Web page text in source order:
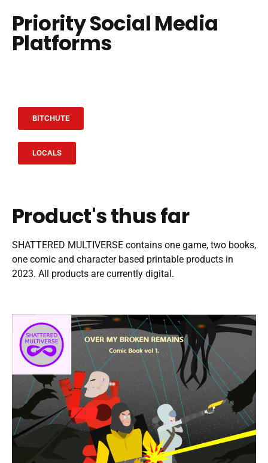
Priority Social Media
Platforms
BITCHUTE
LOCALS
Product's thus far
SHATTERED MULTIVERSE contains one game, two books,
one comic and character based printable products in
2023. All products are currently digital.